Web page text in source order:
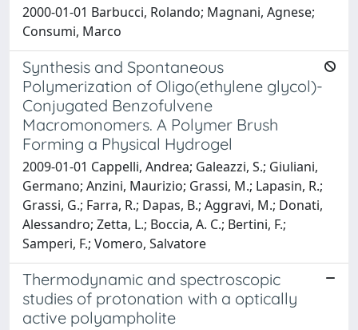
2000-01-01 Barbucci, Rolando; Magnani, Agnese;
Consumi, Marco
Synthesis and Spontaneous
Polymerization of Oligo(ethylene glycol)-
Conjugated Benzofulvene
Macromonomers. A Polymer Brush
Forming a Physical Hydrogel
2009-01-01 Cappelli, Andrea; Galeazzi, S.; Giuliani,
Germano; Anzini, Maurizio; Grassi, M.; Lapasin, R.;
Grassi, G.; Farra, R.; Dapas, B.; Aggravi, M.; Donati,
Alessandro; Zetta, L.; Boccia, A. C.; Bertini, F.;
Samperi, F.; Vomero, Salvatore
Thermodynamic and spectroscopic
studies of protonation with a optically
active polyampholite